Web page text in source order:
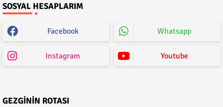
SOSYAL HESAPLARIM
Facebook Whatsapp
Instagram Youtube
GEZGININ ROTASI